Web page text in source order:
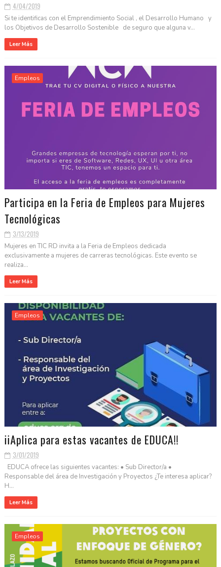
4/04/2019
Si te identificas con el Emprendimiento Social , el Desarrollo Humano y
los Objetivos de Desarrollo Sostenible de seguro que alguna v...
Leer Más
Empleos
Participa en la Feria de Empleos para Mujeres
Tecnológicas
3/13/2019
Mujeres en TIC RD invita a la Feria de Empleos dedicada
exclusivamente a mujeres de carreras tecnológicas. Este evento se
realiza...
Leer Más
Empleos
iiAplica para estas vacantes de EDUCA!!
3/01/2019
EDUCA ofrece las siguientes vacantes: • Sub Director/a •
Responsable del área de Investigación y Proyectos ¿Te interesa aplicar?
H...
Leer Más
Empleos